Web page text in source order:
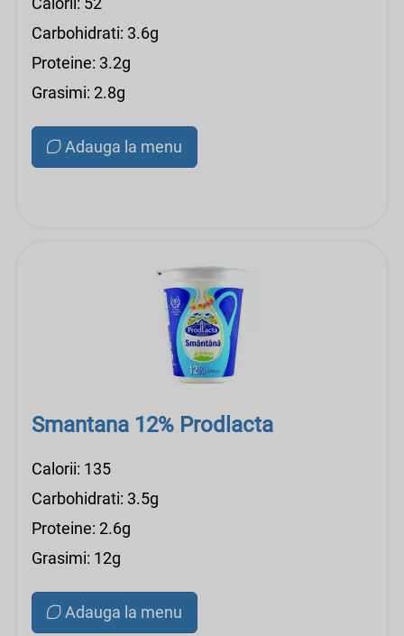
Carbohidrati: 3.6g
Proteine: 3.2g
Grasimi: 2.8g
Adauga la menu
Smantana 12% Prodlacta
Calorii: 135
Carbohidrati: 3.5g
Proteine: 2.6g
Grasimi: 12g
Adauga la menu